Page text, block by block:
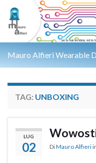
Mauro Alfieri Wearable
TAG: UNBOXING
LUG
02 DiMauro Alfieri